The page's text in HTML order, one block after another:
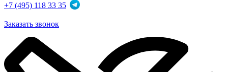
+7 (495) 118 33 35
Заказать звонок